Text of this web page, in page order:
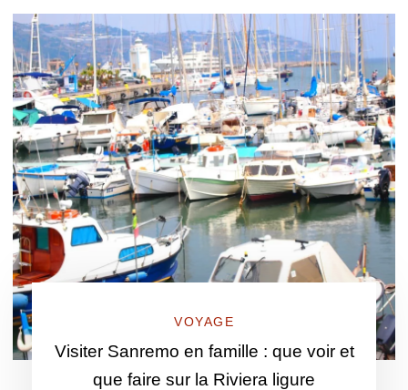
VOYAGE
Visiter Sanremo en famille : que voir et
que faire sur la Riviera ligure